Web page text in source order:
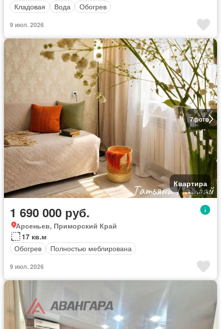
Кладовая
Вода Обогрев
9 июл. 2026
7фото
Квартира
1 690 000 руб.
Арсеньев, Приморский Край
17 кв.м
Обогрев
Полностью меблирована
9 июл. 2026